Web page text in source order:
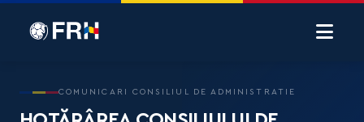
COMUNICARI CONSILIUL DE ADMINISTRATIE